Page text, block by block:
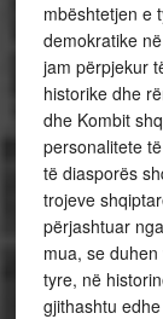
mbështetjen e
demokratike
jam përpjekur
historike dhe
dhe Kombit
personalitete
të diasporës
trojeve
përjashtuar
mua, se
tyre, në
gjithashtu